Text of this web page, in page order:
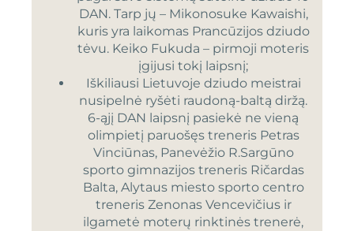
DAN. Tarp jų – Mikonosuke Kawaishi,
kuris yra laikomas Prancūzijos dziudo
tėvu. Keiko Fukuda – pirmoji moteris
įgijusi tokį laipsnį;
Iškiliausi Lietuvoje dziudo meistrai
nusipelnė ryšėti raudoną-baltą diržą.
6-ąjį DAN laipsnį pasiekė ne vieną
olimpietį paruošęs treneris Petras
Vinciūnas, Panevėžio R.Sargūno
sporto gimnazijos treneris Ričardas
Balta, Alytaus miesto sporto centro
treneris Zenonas Vencevičius ir
ilgametė moterų rinktinės trenerė,